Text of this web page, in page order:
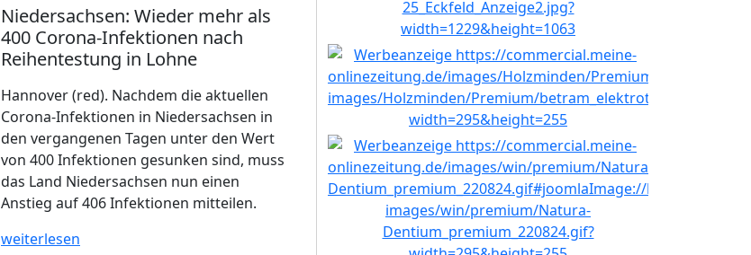
Niedersachsen: Wieder mehr als
400 Corona-Infektionen nach
Reihentestung in Lohne
Hannover (red). Nachdem die aktuellen
Corona-Infektionen in Niedersachsen in
den vergangenen Tagen unter den Wert
von 400 Infektionen gesunken sind, muss
das Land Niedersachsen nun einen
Anstieg auf 406 Infektionen mitteilen.
weiterlesen